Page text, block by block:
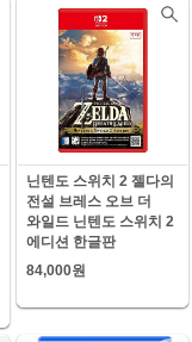
닌텐도 스위치 2 젤다의
전설 브레스 오브 더
와일드 닌텐도 스위치 2
에디션 한글판
84,000원